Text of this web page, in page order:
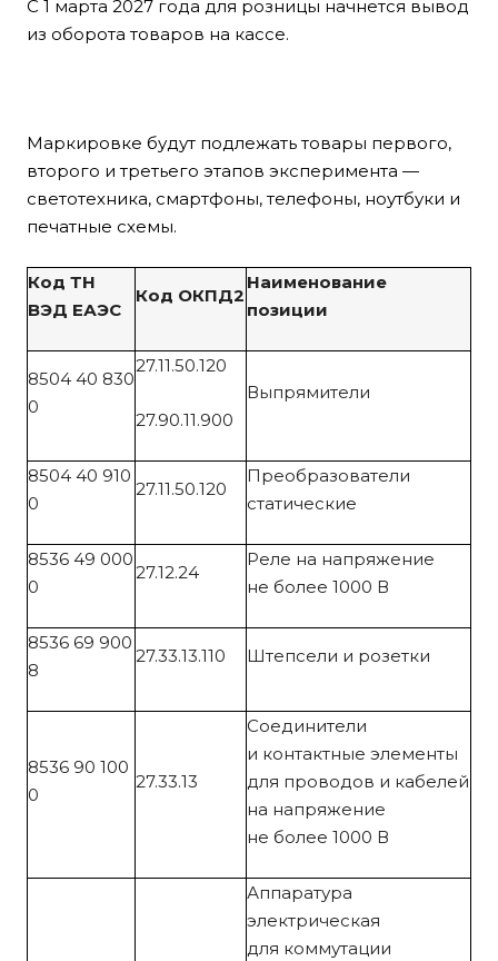
С 1 марта 2027 года для розницы начнется вывод
из оборота товаров на кассе.
Маркировке будут подлежать товары первого,
второго и третьего этапов эксперимента —
светотехника, смартфоны, телефоны, ноутбуки и
печатные схемы.
Код ТН
ВЭД ЕАЭС
Код ОКПД2
Наименование
позиции
8504 40 830
0
27.11.50.120
27.90.11.900
Выпрямители
8504 40 910
0
27.11.50.120
Преобразователи
статические
8536 49 000
0
27.12.24
Реле на напряжение
не более 1000 В
8536 69 900
8
27.33.13.110 Штепсели и розетки
8536 90 100
0
27.33.13
Соединители
и контактные элементы
для проводов и кабелей
на напряжение
не более 1000 В
Аппаратура
электрическая
для коммутации